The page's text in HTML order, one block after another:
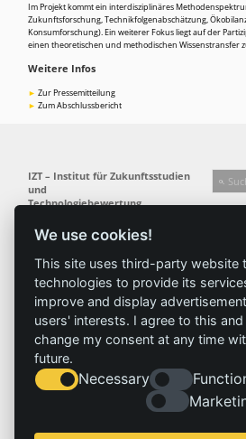
Im Projekt kommt ein interdisziplinäres
Zukunftsforschung, Technikfolgenabschätzung,
Konsumforschung). Ein weiterer Fokus liegt auf der
einen theoretischen und methodischen Wissenstransfer
Weitere Infos
Zur Pressemitteilung
Zum Abschlussbericht
We use cookies!
This site uses third-party website
technologies to provide its
improve and display
users' interests. I agree to this
change my consent at any time
future.
Necessary
IZT – Institut für Zukunftsstudien
und
Technologiebewertung
Busseallee 1 · 14163 Berlin
info@izt.de| www.izt.de
Institut
Profil
Team
Gremien
Forschung
Forschungsfelder
Referenz